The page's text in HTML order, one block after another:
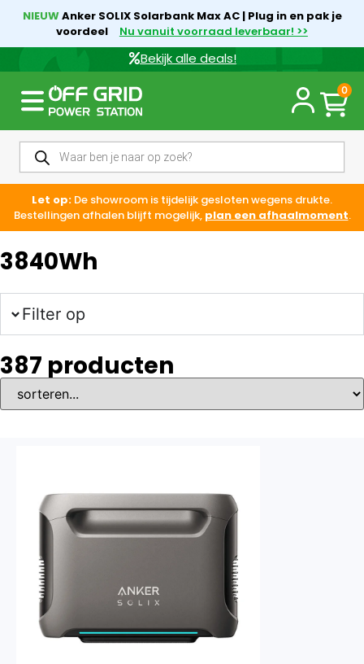
NIEUWAnker SOLIX Solarbank Max AC | Plug in en pak je
voordeel
Nu vanuit voorraad leverbaar! >>
Bekijk alle deals!
0
Let op: De showroom is tijdelijk gesloten wegens drukte.
Bestellingen afhalen blijft mogelijk, plan een afhaalmoment.
3840Wh
Filter op
387 producten